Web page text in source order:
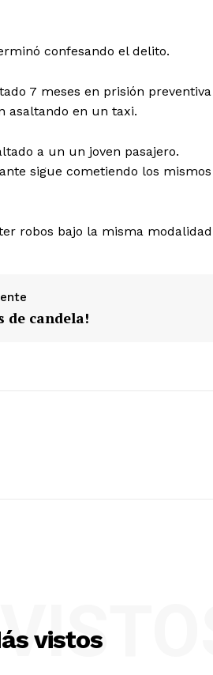
Diario los Andes
Contacto
confesando el delito.
7 meses en prisión preventiva
asaltando en un taxi.
a un un joven pasajero.
sigue cometiendo los mismos
robos bajo la misma
de candela!
vistos